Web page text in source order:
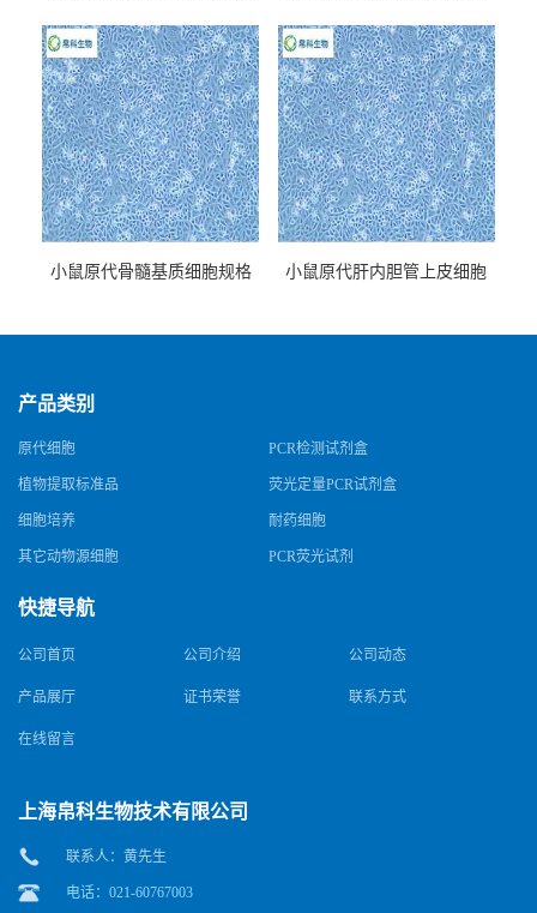
小鼠原代骨髓基质细胞规格
小鼠原代肝内胆管上皮细胞
产品类别
原代细胞 PCR检测试剂盒
植物提取标准品 荧光定量PCR试剂盒
细胞培养 耐药细胞
其它动物源细胞 PCR荧光试剂
快捷导航
公司首页 公司介绍 公司动态
产品展厅 证书荣誉 联系方式
在线留言
上海帛科生物技术有限公司
联系人：黄先生
电话：021-60767003